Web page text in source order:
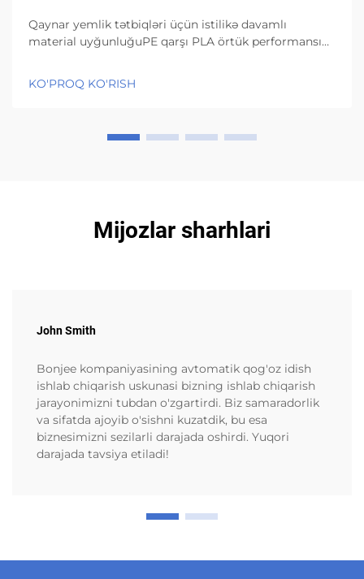
Qaynar yemlik tətbiqləri üçün istilikə davamlı
material uyğunluğuPE qarşı PLA örtük performansı
dərəcə Selsiyadan yuxarı olsa belə nəmliyi xaric
KO'PROQ KO'RISH
Mijozlar sharhlari
John Smith
Bonjee kompaniyasining avtomatik qog'oz idish
ishlab chiqarish uskunasi bizning ishlab chiqarish
jarayonimizni tubdan o'zgartirdi. Biz samaradorlik
va sifatda ajoyib o'sishni kuzatdik, bu esa
biznesimizni sezilarli darajada oshirdi. Yuqori
darajada tavsiya etiladi!